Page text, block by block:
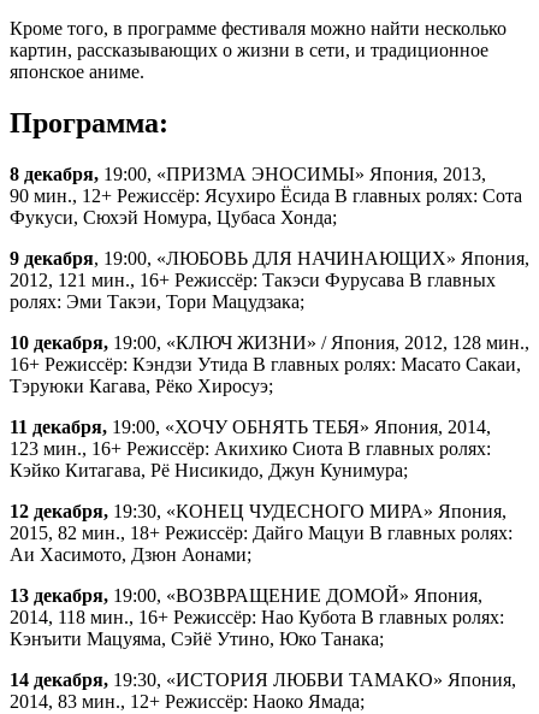
Кроме того, в программе фестиваля можно найти несколько
картин, рассказывающих о жизни в сети, и традиционное
японское аниме.
Программа:
8 декабря, 19:00, «ПРИЗМА ЭНОСИМЫ» Япония, 2013,
90 мин., 12+ Режиссёр: Ясухиро Ёсида В главных ролях: Сота
Фукуси, Сюхэй Номура, Цубаса Хонда;
9 декабря, 19:00, «ЛЮБОВЬ ДЛЯ НАЧИНАЮЩИХ» Япония,
2012, 121 мин., 16+ Режиссёр: Такэси Фурусава В главных
ролях: Эми Такэи, Тори Мацудзака;
10 декабря, 19:00, «КЛЮЧ ЖИЗНИ» / Япония, 2012, 128 мин.,
16+ Режиссёр: Кэндзи Утида В главных ролях: Масато Сакаи,
Тэруюки Кагава, Рёко Хиросуэ;
11 декабря, 19:00, «ХОЧУ ОБНЯТЬ ТЕБЯ» Япония, 2014,
123 мин., 16+ Режиссёр: Акихико Сиота В главных ролях:
Кэйко Китагава, Рё Нисикидо, Джун Кунимура;
12 декабря, 19:30, «КОНЕЦ ЧУДЕСНОГО МИРА» Япония,
2015, 82 мин., 18+ Режиссёр: Дайго Мацуи В главных ролях:
Аи Хасимото, Дзюн Аонами;
13 декабря, 19:00, «ВОЗВРАЩЕНИЕ ДОМОЙ» Япония,
2014, 118 мин., 16+ Режиссёр: Нао Кубота В главных ролях:
Кэнъити Мацуяма, Сэйё Утино, Юко Танака;
14 декабря, 19:30, «ИСТОРИЯ ЛЮБВИ ТАМАКО» Япония,
2014, 83 мин., 12+ Режиссёр: Наоко Ямада;